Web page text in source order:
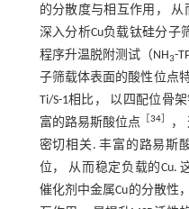
的分散度与相互作用，
深入分析Cu负载钛硅分子
程序升温脱附测试（NH3-
子筛载体表面的酸性位点
Ti/S-1相比， 以四配位骨
富的路易斯酸位点
［34
，
密切相关. 丰富的路易斯
位， 从而稳定负载的Cu.
催化剂中金属Cu的分散性